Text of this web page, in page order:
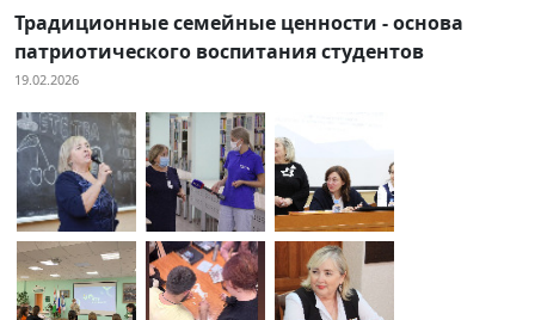
Традиционные семейные ценности - основа
патриотического воспитания студентов
19.02.2026